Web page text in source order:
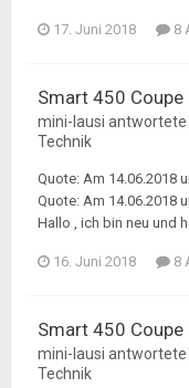
17. Juni 2018 8
Smart 450
mini-lausi
Technik
Quote: Am 14.06.2018
Quote: Am 14.06.2018
Hallo , ich bin neu und
16. Juni 2018 8
Smart 450
mini-lausi
Technik